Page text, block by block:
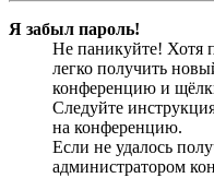
Я забыл пароль!
Не паникуйте! Хотя
легко получить
конференцию и
Следуйте
на конференцию.
Если не удалось
администратором